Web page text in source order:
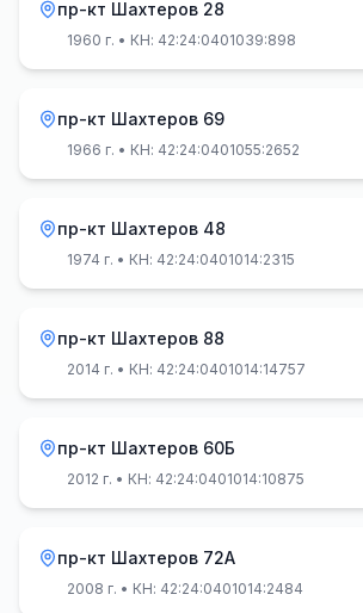
пр-кт Шахтеров 28
1960 г. • КН: 42:24:0401039:898
пр-кт Шахтеров 69
1966 г. • КН: 42:24:0401055:2652
пр-кт Шахтеров 48
1974 г. • КН: 42:24:0401014:2315
пр-кт Шахтеров 88
2014 г. • КН: 42:24:0401014:14757
пр-кт Шахтеров 60Б
2012 г. • КН: 42:24:0401014:10875
пр-кт Шахтеров 72А
2008 г. • КН: 42:24:0401014:2484